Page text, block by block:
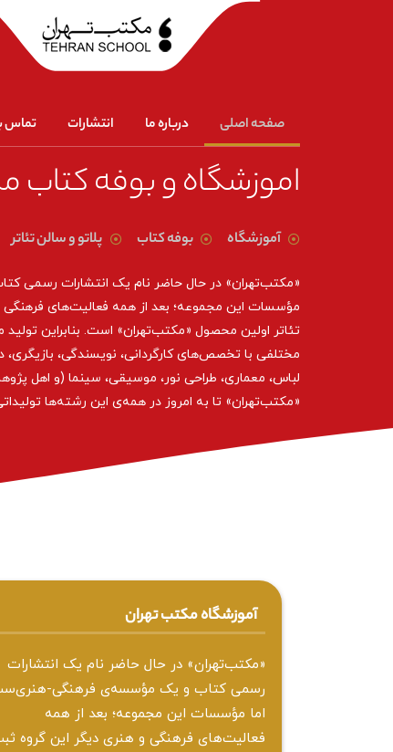
صفحه اصلی درباره ما انتشارات تماس
اموزشگاه و بوفه کتاب
آموزشگاه بوفه کتاب پلاتو و سالن تئاتر
«مکتب‌تهران» در حال حاضر نام یک انتشارات رسمی
مؤسسات این مجموعه؛ بعد از همه‌ فعالیت‌های
تئاتر اولین محصول «مکتب‌تهران» است. بنابراین
مختلفی با تخصص‌های کارگردانی، نویسندگی،
لباس، معماری، طراحی نور، موسیقی، سینما (و اهل
«مکتب‌تهران» تا به امروز در همه‌ی این رشته‌ها
آموزشگاه مکتب تهران
«مکتب‌تهران» در حال حاضر نام یک انتشارات
رسمی کتاب و یک مؤسسه‌ی فرهنگی-
اما مؤسسات این مجموعه؛ بعد از همه‌
فعالیت‌های فرهنگی و هنری دیگر این گروه